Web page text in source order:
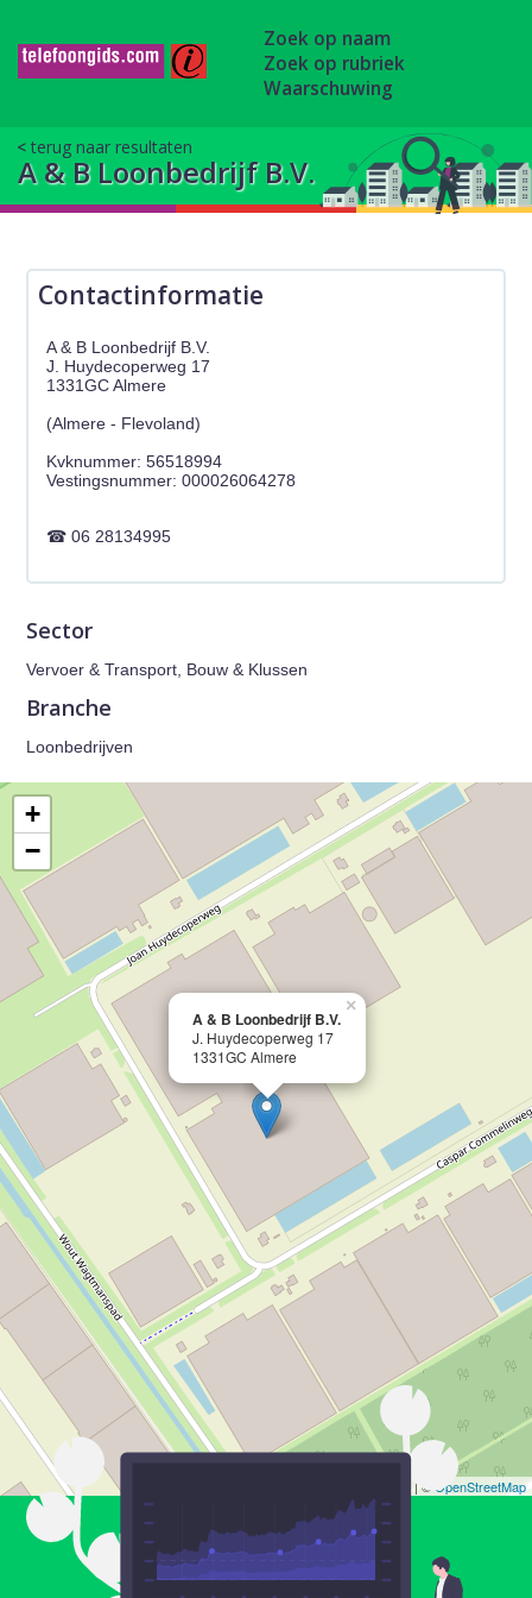
Zoek op naam
Zoek op rubriek
Waarschuwing
terug naar resultaten
A & B Loonbedrijf B.V.
Contactinformatie
A & B Loonbedrijf B.V.
J. Huydecoperweg 17
1331GC Almere
(Almere - Flevoland)
Kvknummer: 56518994
06 28134995
Sector
Vervoer & Transport, Bouw & Klussen
Branche
Loonbedrijven
A & B Loonbedrijf B.V.
J. Huydecoperweg 17
1331GC Almere
×
+
−
| © OpenStreetMap